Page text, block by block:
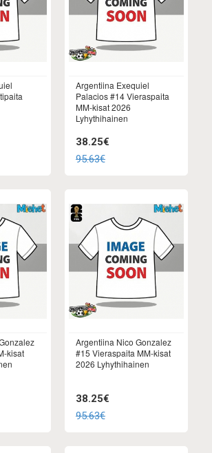
Argentiina Exequiel
Palacios #14 Vieraspaita
MM-kisat 2026
Lyhythihainen
38.25€
95.63€
kisat
Argentiina Nico Gonzalez
#15 Vieraspaita MM-kisat
2026 Lyhythihainen
38.25€
95.63€